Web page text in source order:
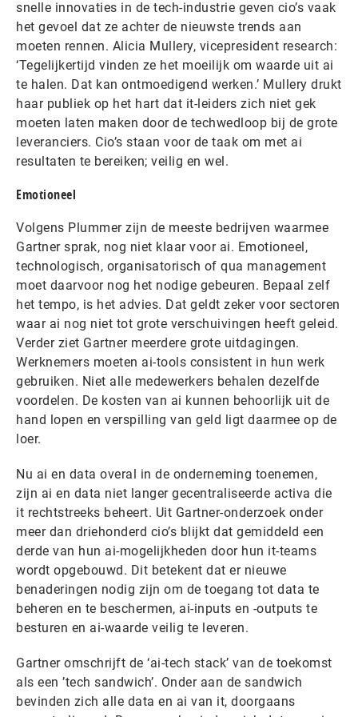
snelle innovaties in de tech-industrie geven cio’s vaak
het gevoel dat ze achter de nieuwste trends aan
moeten rennen. Alicia Mullery, vicepresident research:
‘Tegelijkertijd vinden ze het moeilijk om waarde uit ai
te halen. Dat kan ontmoedigend werken.’ Mullery drukt
haar publiek op het hart dat it-leiders zich niet gek
moeten laten maken door de techwedloop bij de grote
leveranciers. Cio’s staan voor de taak om met ai
resultaten te bereiken; veilig en wel.
Emotioneel
Volgens Plummer zijn de meeste bedrijven waarmee
Gartner sprak, nog niet klaar voor ai. Emotioneel,
technologisch, organisatorisch of qua management
moet daarvoor nog het nodige gebeuren. Bepaal zelf
het tempo, is het advies. Dat geldt zeker voor sectoren
waar ai nog niet tot grote verschuivingen heeft geleid.
Verder ziet Gartner meerdere grote uitdagingen.
Werknemers moeten ai-tools consistent in hun werk
gebruiken. Niet alle medewerkers behalen dezelfde
voordelen. De kosten van ai kunnen behoorlijk uit de
hand lopen en verspilling van geld ligt daarmee op de
loer.
Nu ai en data overal in de onderneming toenemen,
zijn ai en data niet langer gecentraliseerde activa die
it rechtstreeks beheert. Uit Gartner-onderzoek onder
meer dan driehonderd cio’s blijkt dat gemiddeld een
derde van hun ai-mogelijkheden door hun it-teams
wordt opgebouwd. Dit betekent dat er nieuwe
benaderingen nodig zijn om de toegang tot data te
beheren en te beschermen, ai-inputs en -outputs te
besturen en ai-waarde veilig te leveren.
Gartner omschrijft de ‘ai-tech stack’ van de toekomst
als een ’tech sandwich’. Onder aan de sandwich
bevinden zich alle data en ai van it, doorgaans